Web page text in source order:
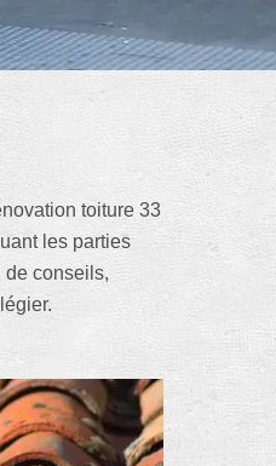
toiture 33
les parties
de conseils,